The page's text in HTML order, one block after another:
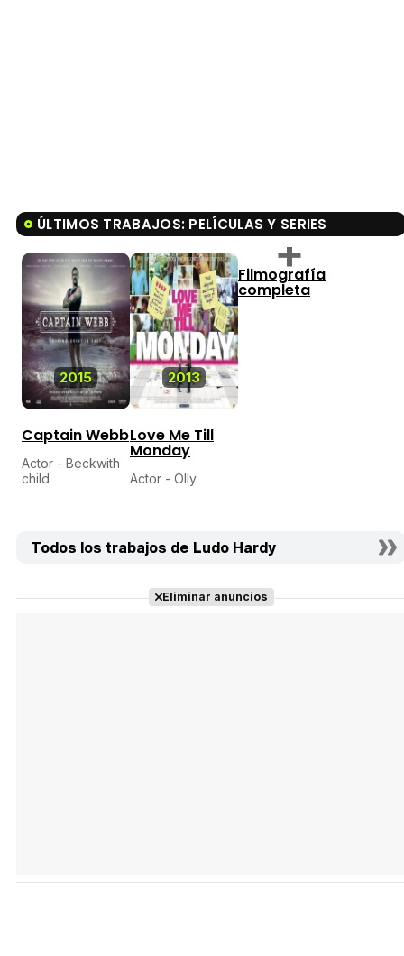
ÚLTIMOS TRABAJOS: PELÍCULAS Y SERIES
2015
Captain Webb
Actor - Beckwith
child
2013
Love Me Till
Monday
Actor - Olly
Filmografía
completa
Todos los trabajos de Ludo Hardy
Eliminar anuncios